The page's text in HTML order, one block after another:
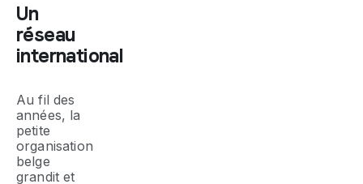
Un
réseau
international
Au fil des
années, la
petite
organisation
belge
grandit et